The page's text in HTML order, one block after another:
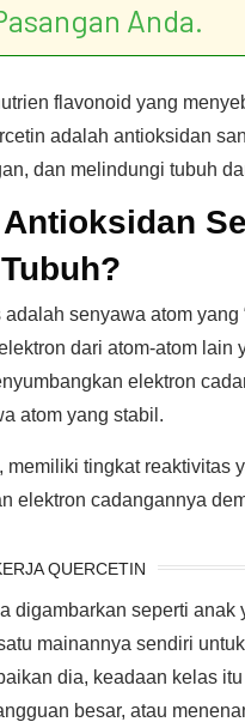
Anda.
flavonoid yang
adalah antioksidan
dan melindungi tubuh
senyawa atom
dari atom-atom
elektron
atom yang stabil.
memiliki tingkat reaktivitas
elektron cadangannya
QUERCETIN
digambarkan seperti
mainannya sendiri
dia, keadaan kelas
besar, atau